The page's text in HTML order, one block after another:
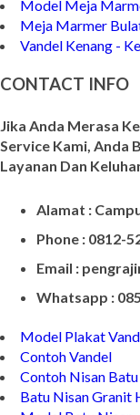
Meja Makan
Model Meja
Meja Marmer
Vandel Kenang -
Jika Anda Merasa
Service Kami, Anda
Alamat :
Phone : 0812-
Email :
Model Plakat
Contoh Vandel
Contoh Nisan